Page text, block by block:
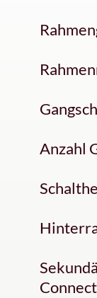
Anzahl